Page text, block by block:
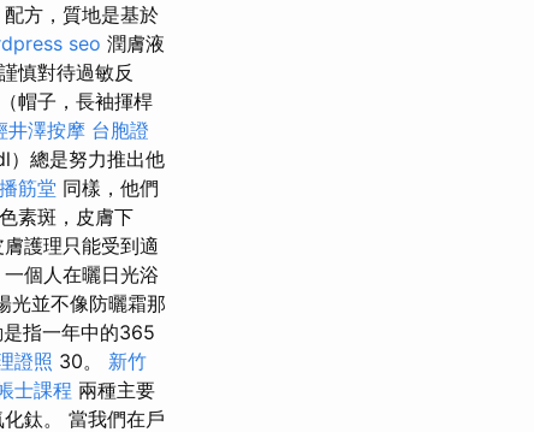
方，質地是基於
seo 潤膚液
慎對待過敏反
帽子，長袖揮桿
井澤按摩 台胞證
）總是努力推出他
播筋堂 同樣，他們
素斑，皮膚下
護理只能受到適
個人在曬日光浴
光並不像防曬霜那
指一年中的365
證照 30。 新竹
士課程 兩種主要
鈦。 當我們在戶